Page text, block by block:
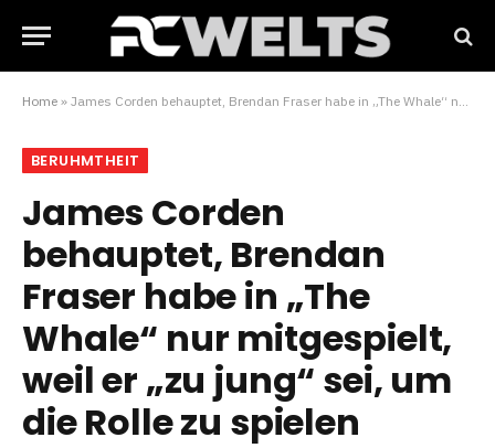
Home » James Corden behauptet, Brendan Fraser habe in „The Whale“ nur mitgespielt, weil er „zu jung“ sei, um die Rolle zu spielen
BERUHMTHEIT
James Corden
behauptet, Brendan
Fraser habe in „The
Whale“ nur mitgespielt,
weil er „zu jung“ sei, um
die Rolle zu spielen